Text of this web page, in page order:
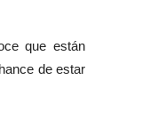
que están
de estar